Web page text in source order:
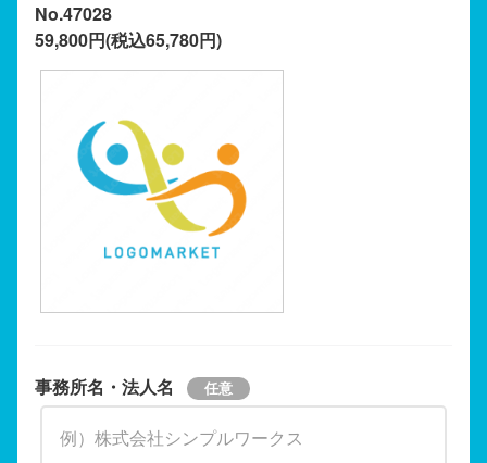
No.47028
59,800円(税込65,780円)
事務所名・法人名